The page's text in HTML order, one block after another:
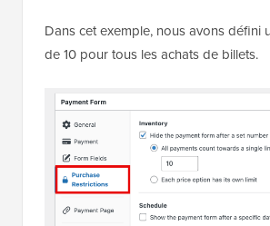
Dans cet exemple, nous avons défini
de 10 pour tous les achats de billets.